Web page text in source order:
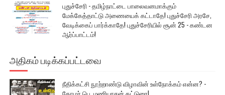
புதுச்சேரி - தமிழ்நாட்டை பாலைவனமாக்கும்
மேக்கேத்தாட்டு அணையைக் கட்டாதே! புதுச்சேரி அரசே,
வேடிக்கைப் பார்க்காதே! புதுச்சேரியில் சூன் 25 - கண்டன
ஆர்ப்பாட்டம்!
அதிகம் படிக்கப்பட்டவை
நீதிக்கட்சி நூற்றாண்டு விழாவின் உள்நோக்கம் என்ன? -